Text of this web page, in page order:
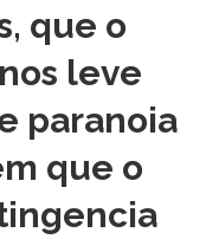
que o
leve
paranoia
que o